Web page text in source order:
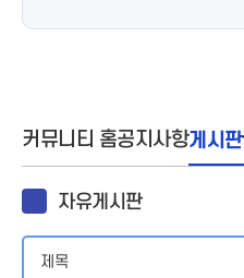
커뮤니티 홈공지사항게시판
자유게시판